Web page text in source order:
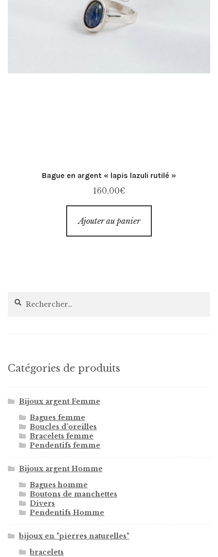
Bague en argent « lapis lazuli rutilé »
160,00€
Ajouter au panier
Rechercher :
Catégories de produits
Bijoux argent Femme
Bagues femme
Boucles d'oreilles
Bracelets femme
Pendentifs femme
Bijoux argent Homme
Bagues homme
Boutons de manchettes
Divers
Pendentifs Homme
bijoux en "pierres naturelles"
bracelets